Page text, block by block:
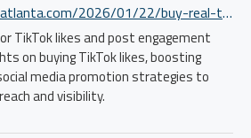
https://roughdraftatlanta.com/2026/01/22/buy-real-tiktok-likes/
TikTok likes and post engagement
on buying TikTok likes, boosting
media promotion strategies to
and visibility.